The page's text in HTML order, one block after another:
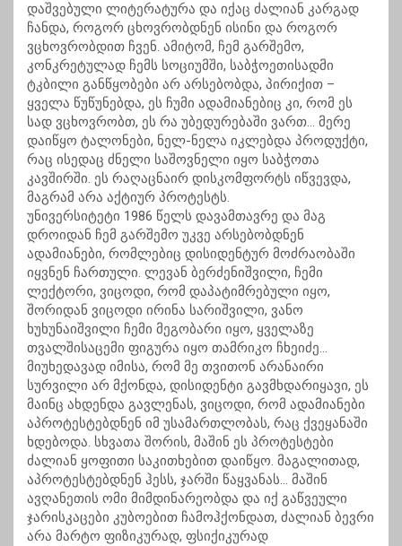
დაშვებული ლიტერატურა და იქაც ძალიან კარგად
ჩანდა, როგორ ცხოვრობდნენ ისინი და როგორ
ვცხოვრობდით ჩვენ. ამიტომ, ჩემ გარშემო,
კონკრეტულად ჩემს სოციუმში, საბჭოეთისადმი
ტკბილი განწყობები არ არსებობდა, პირიქით –
ყველა წუწუნებდა, ეს ჩუმი ადამიანებიც კი, რომ ეს
სად ვცხოვრობთ, ეს რა უბედურებაში ვართ… მერე
დაიწყო ტალონები, ნელ-ნელა იკლებდა პროდუქტი,
რაც ისედაც ძნელი საშოვნელი იყო საბჭოთა
კავშირში. ეს რაღაცნაირ დისკომფორტს იწვევდა,
მაგრამ არა აქტიურ პროტესტს.
უნივერსიტეტი 1986 წელს დავამთავრე და მაგ
დროიდან ჩემ გარშემო უკვე არსებობდნენ
ადამიანები, რომლებიც დისიდენტურ მოძრაობაში
იყვნენ ჩართული. ლევან ბერძენიშვილი, ჩემი
ლექტორი, ვიცოდი, რომ დაპატიმრებული იყო,
შორიდან ვიცოდი ირინა სარიშვილი, ვანო
ხუხუნაიშვილი ჩემი მეგობარი იყო, ყველაზე
თვალშისაცემი ფიგურა იყო თამრიკო ჩხეიძე…
მიუხედავად იმისა, რომ მე თვითონ არანაირი
სურვილი არ მქონდა, დისიდენტი გავმხდარიყავი, ეს
მაინც ახდენდა გავლენას, ვიცოდი, რომ ადამიანები
აპროტესტებდნენ იმ უსამართლობას, რაც ქვეყანაში
ხდებოდა. სხვათა შორის, მაშინ ეს პროტესტები
ძალიან ყოფითი საკითხებით დაიწყო. მაგალითად,
აპროტესტებდნენ ჰესს, ჯარში წაყვანას… მაშინ
ავღანეთის ომი მიმდინარეობდა და იქ გაწვეული
ჯარისკაცები კუბოებით ჩამოჰქონდათ, ძალიან ბევრი
არა მარტო ფიზიკურად, ფსიქიკურად